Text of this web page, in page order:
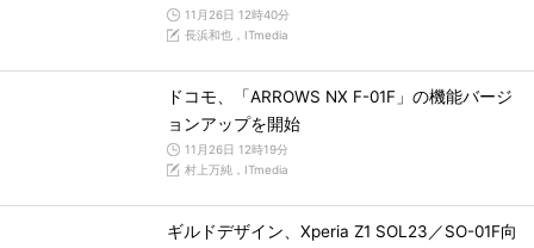
11月26日 12時40分
長浜和也，ITmedia
ドコモ、「ARROWS NX F-01F」の機能バージ
ョンアップを開始
11月26日 12時19分
村上万純，ITmedia
ギルドデザイン、Xperia Z1 SOL23／SO-01F向